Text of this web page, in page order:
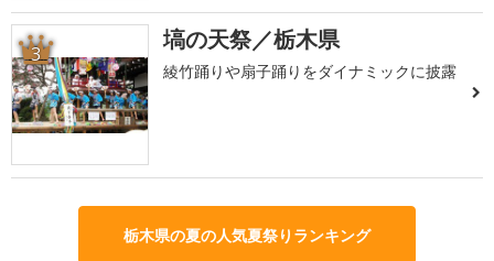
3 塙の天祭／栃木県
綾竹踊りや扇子踊りをダイナミックに披露
栃木県の夏の人気夏祭りランキング